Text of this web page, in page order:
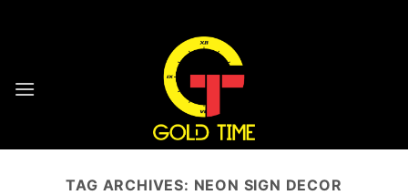
TAG ARCHIVES: NEON SIGN DECOR